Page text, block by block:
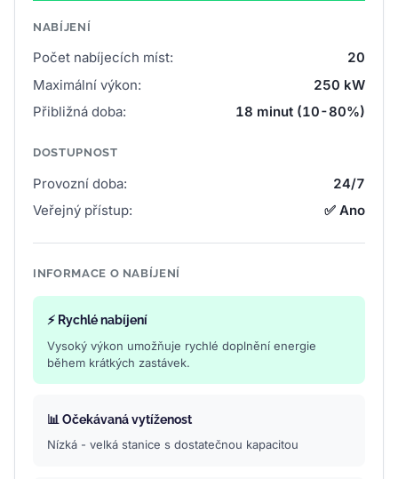
NABÍJENÍ
Počet nabíjecích míst:
20
Maximální výkon:
250 kW
Přibližná doba:
18 minut (10-80%)
DOSTUPNOST
Provozní doba:
24/7
Veřejný přístup:
✅ Ano
INFORMACE O NABÍJENÍ
⚡ Rychlé nabíjení
Vysoký výkon umožňuje rychlé doplnění energie
během krátkých zastávek.
📊 Očekávaná vytíženost
Nízká - velká stanice s dostatečnou kapacitou